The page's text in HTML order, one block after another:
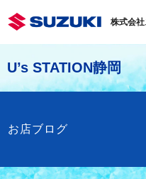
株式会
U’s STATION静岡
お店ブログ